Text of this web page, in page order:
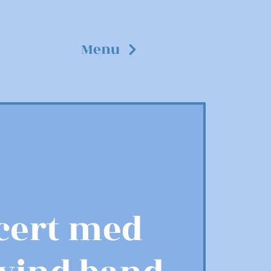
Menu
med